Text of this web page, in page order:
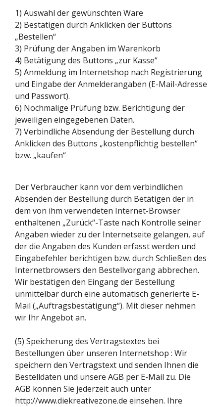
1) Auswahl der gewünschten Ware
2) Bestätigen durch Anklicken der Buttons
„Bestellen“
3) Prüfung der Angaben im Warenkorb
4) Betätigung des Buttons „zur Kasse“
5) Anmeldung im Internetshop nach Registrierung
und Eingabe der Anmelderangaben (E-Mail-Adresse
und Passwort).
6) Nochmalige Prüfung bzw. Berichtigung der
jeweiligen eingegebenen Daten.
7) Verbindliche Absendung der Bestellung durch
Anklicken des Buttons „kostenpflichtig bestellen“
bzw. „kaufen“
Der Verbraucher kann vor dem verbindlichen
Absenden der Bestellung durch Betätigen der in
dem von ihm verwendeten Internet-Browser
enthaltenen „Zurück“-Taste nach Kontrolle seiner
Angaben wieder zu der Internetseite gelangen, auf
der die Angaben des Kunden erfasst werden und
Eingabefehler berichtigen bzw. durch Schließen des
Internetbrowsers den Bestellvorgang abbrechen.
Wir bestätigen den Eingang der Bestellung
unmittelbar durch eine automatisch generierte E-
Mail („Auftragsbestätigung“). Mit dieser nehmen
wir Ihr Angebot an.
(5) Speicherung des Vertragstextes bei
Bestellungen über unseren Internetshop : Wir
speichern den Vertragstext und senden Ihnen die
Bestelldaten und unsere AGB per E-Mail zu. Die
AGB können Sie jederzeit auch unter
http://www.diekreativezone.de einsehen. Ihre